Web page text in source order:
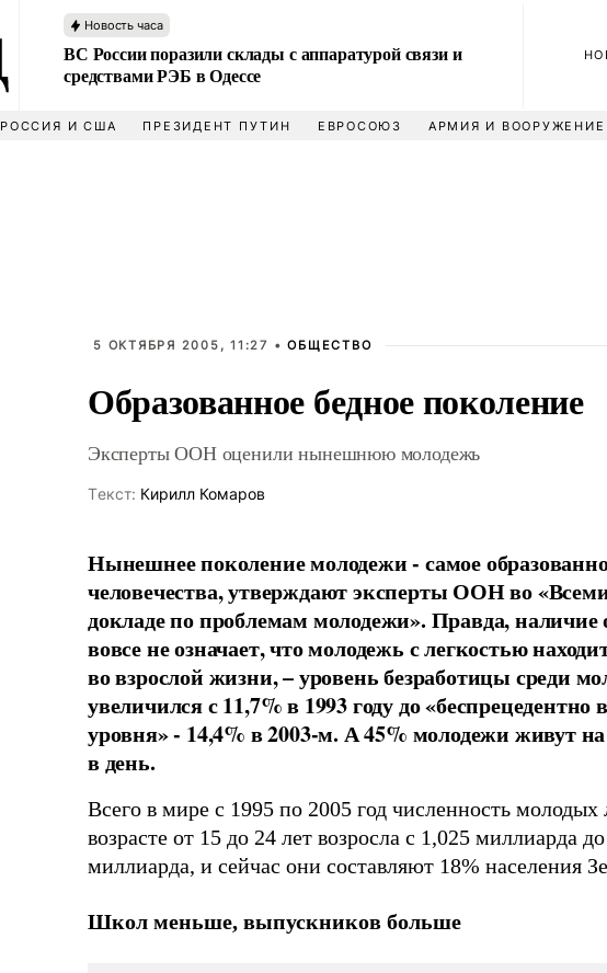
Новость часа
ВС России поразили склады с аппаратурой связи и
средствами РЭБ в Одессе
РОССИЯ И США ПРЕЗИДЕНТ ПУТИН ЕВРОСОЮЗ АРМИЯ И ВООРУЖЕНИЕ
5 ОКТЯБРЯ 2005, 11:27 •ОБЩЕСТВО
Образованное бедное поколение
Эксперты ООН оценили нынешнюю молодежь
Tекст: Кирилл Комаров
Нынешнее поколение молодежи - самое
человечества, утверждают эксперты ООН во
докладе по проблемам молодежи». Правда, наличие
вовсе не означает, что молодежь с легкостью
во взрослой жизни, – уровень безработицы среди
увеличился с 11,7% в 1993 году до «беспрецедентно
уровня» - 14,4% в 2003-м. А 45% молодежи живут
в день.
Всего в мире с 1995 по 2005 год численность молодых
возрасте от 15 до 24 лет возросла с 1,025 миллиарда
миллиарда, и сейчас они составляют 18% населения
Школ меньше, выпускников больше